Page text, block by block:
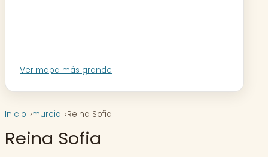
Ver mapa más grande
Inicio murcia Reina Sofia
Reina Sofia